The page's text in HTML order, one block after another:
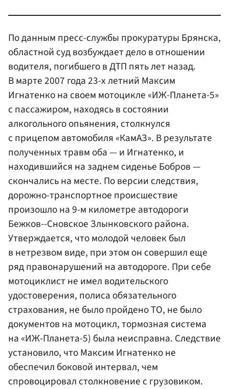
По данным пресс-службы прокуратуры Брянска,
областной суд возбуждает дело в отношении
водителя, погибшего в ДТП пять лет назад.
В марте 2007 года 23-х летний Максим
Игнатенко на своем мотоцикле «ИЖ-Планета-5»
с пассажиром, находясь в состоянии
алкогольного опьянения, столкнулся
с прицепом автомобиля «КамАЗ». В результате
полученных травм оба — и Игнатенко, и
находившийся на заднем сиденье Бобров —
скончались на месте. По версии следствия,
дорожно-транспортное происшествие
произошло на 9-м километре автодороги
Бежков--Сновское Злынковского района.
Утверждается, что молодой человек был
в нетрезвом виде, при этом он совершил еще
ряд правонарушений на автодороге. При себе
мотоциклист не имел водительского
удостоверения, полиса обязательного
страхования, не было пройдено ТО, не было
документов на мотоцикл, тормозная система
на «ИЖ-Планета-5) была неисправна. Следствие
установило, что Максим Игнатенко не
обеспечил боковой интервал, чем
спровоцировал столкновение с грузовиком.